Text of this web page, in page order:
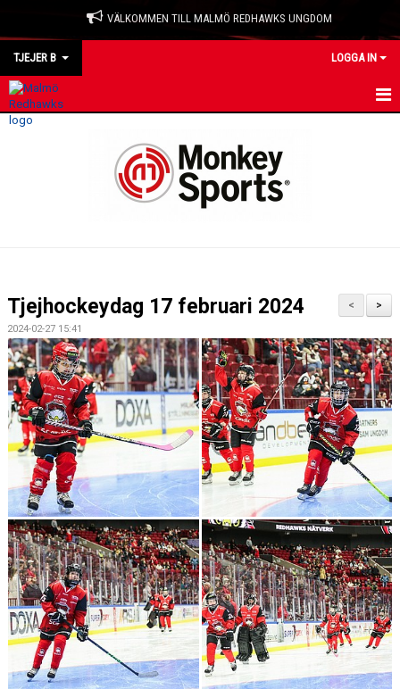
VÄLKOMMEN TILL MALMÖ REDHAWKS UNGDOM
TJEJER B LOGGA IN
HEM
BILDGALLERI
DOKUMENT
KONTAKT
>
<
Tjejhockeydag 17 februari 2024
2024-02-27 15:41